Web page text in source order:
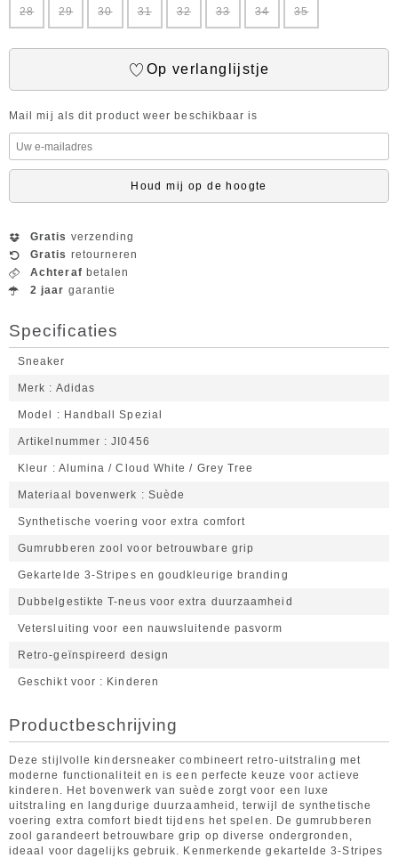
28 29 30 31 32 33 34 35
Op verlanglijstje
Mail mij als dit product weer beschikbaar is
Houd mij op de hoogte
Gratis verzending
Gratis retourneren
Achteraf betalen
2 jaar garantie
Specificaties
Sneaker
Merk Adidas
Model Handball Spezial
Artikelnummer JI0456
Kleur Alumina / Cloud White / Grey Tree
Materiaal bovenwerk Suède
Synthetische voering voor extra comfort
Gumrubberen zool voor betrouwbare grip
Gekartelde 3-Stripes en goudkleurige branding
Dubbelgestikte T-neus voor extra duurzaamheid
Vetersluiting voor een nauwsluitende pasvorm
Retro-geïnspireerd design
Geschikt voor Kinderen
Productbeschrijving
Deze stijlvolle kindersneaker combineert retro-uitstraling met
moderne functionaliteit en is een perfecte keuze voor actieve
kinderen. Het bovenwerk van suède zorgt voor een luxe
uitstraling en langdurige duurzaamheid, terwijl de synthetische
voering extra comfort biedt tijdens het spelen. De gumrubberen
zool garandeert betrouwbare grip op diverse ondergronden,
ideaal voor dagelijks gebruik. Kenmerkende gekartelde 3-Stripes